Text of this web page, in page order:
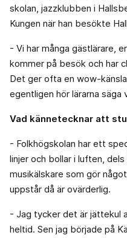
skolan, jazzklubben i
Kungen när han besökte
- Vi har många gästlärare,
kommer på besök och har
Det ger ofta en wow-
egentligen hör lärarna säga
Vad kännetecknar att
- Folkhögskolan har ett
linjer och bollar i luften,
musikälskare som gör
uppstår då är ovärderlig.
- Jag tycker det är jättekul
heltid. Sen jag började på